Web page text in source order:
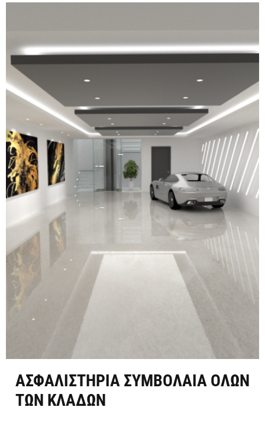
ΑΣΦΑΛΙΣΤΗΡΙΑ ΣΥΜΒΟΛΑΙΑ ΟΛΩΝ
ΤΩΝ ΚΛΑΔΩΝ